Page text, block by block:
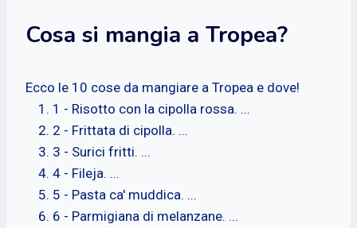
Cosa si mangia a Tropea?
Ecco le 10 cose da mangiare a Tropea e dove!
1 - Risotto con la cipolla rossa. ...
2 - Frittata di cipolla. ...
3 - Surici fritti. ...
4 - Fileja. ...
5 - Pasta ca' muddica. ...
6 - Parmigiana di melanzane. ...